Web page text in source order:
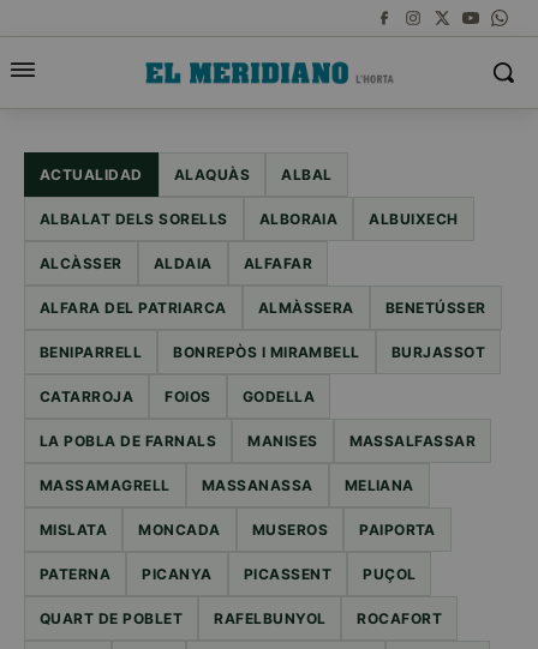
ACTUALIDAD ALAQUÀS ALBAL
ALBALAT DELS SORELLS ALBORAIA ALBUIXECH
ALCÀSSER ALDAIA ALFAFAR
ALFARA DEL PATRIARCA ALMÀSSERA BENETÚSSER
BENIPARRELL BONREPÒS I MIRAMBELL BURJASSOT
CATARROJA FOIOS GODELLA
LA POBLA DE FARNALS MANISES MASSALFASSAR
MASSAMAGRELL MASSANASSA MELIANA
MISLATA MONCADA MUSEROS PAIPORTA
PATERNA PICANYA PICASSENT PUÇOL
QUART DE POBLET RAFELBUNYOL ROCAFORT